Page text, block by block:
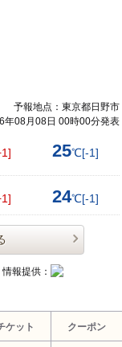
予報地点：東京都日野市
年08月08日 00時00分発表
25℃[-1]
24℃[-1]
情報提供：
ケット クーポン